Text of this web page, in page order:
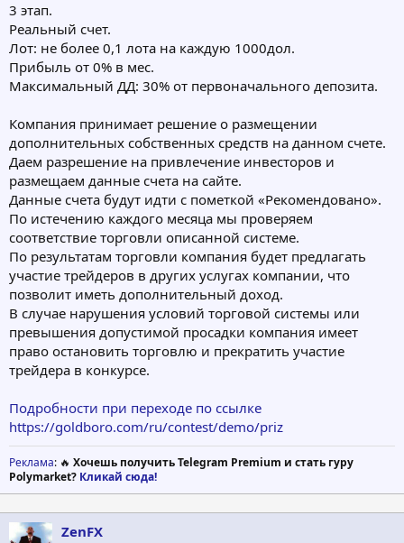
3 этап.
Реальный счет.
Лот: не более 0,1 лота на каждую 1000дол.
Прибыль от 0% в мес.
Максимальный ДД: 30% от первоначального депозита.
Компания принимает решение о размещении
дополнительных собственных средств на данном счете.
Даем разрешение на привлечение инвесторов и
размещаем данные счета на сайте.
Данные счета будут идти с пометкой «Рекомендовано».
По истечению каждого месяца мы проверяем
соответствие торговли описанной системе.
По результатам торговли компания будет предлагать
участие трейдеров в других услугах компании, что
позволит иметь дополнительный доход.
В случае нарушения условий торговой системы или
превышения допустимой просадки компания имеет
право остановить торговлю и прекратить участие
трейдера в конкурсе.
Подробности при переходе по ссылке
https://goldboro.com/ru/contest/demo/priz
Реклама: 🔥 Хочешь получить Telegram Premium и стать гуру
Polymarket? Кликай сюда!
ZenFX